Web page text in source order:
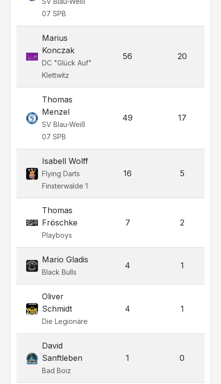
07 SPB
Marius
Konczak
DC "Glück Auf"
Klettwitz
56 20
Thomas
Menzel
SV Blau-Weiß
07 SPB
49 17
Isabell Wolff
Flying Darts
Finsterwalde 1
16 5
Thomas
Fröschke
Playboys
7 2
Mario Gladis
Black Bulls
4 1
Oliver
Schmidt
Die Legionäre
4 1
David
Sanftleben
Bad Boiz
1 0